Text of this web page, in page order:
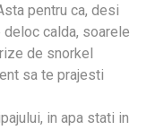
pentru ca, desi
calda, soarele
de snorkel
sa te prajesti
in apa stati in